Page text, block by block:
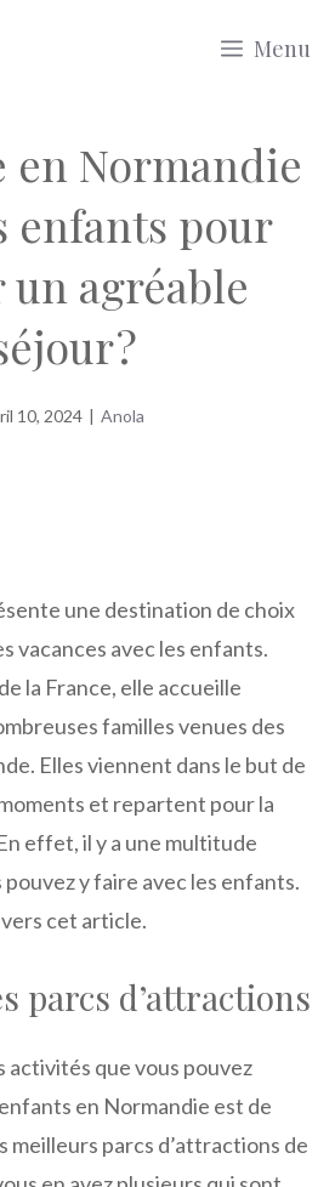
Menu
en Normandie
enfants pour
un agréable
?
10, 2024 | Anola
une destination de choix
vacances avec les enfants.
la France, elle accueille
familles venues des
Elles viennent dans le but de
et repartent pour la
effet, il y a une multitude
pouvez y faire avec les enfants.
cet article.
parcs d’attractions
activités que vous pouvez
en Normandie est de
meilleurs parcs d’attractions de